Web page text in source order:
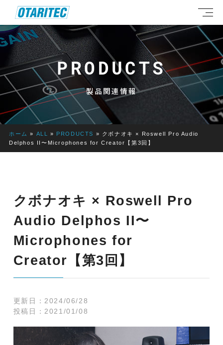
PRODUCTS
製品関連情報
ホーム » ALL » PRODUCTS » クボナオキ × Roswell Pro Audio
Delphos II〜Microphones for Creator【第3回】
クボナオキ × Roswell Pro
Audio Delphos II〜
Microphones for
Creator【第3回】
更新日： 2024/06/28
投稿日： 2021/01/08